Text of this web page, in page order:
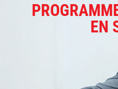
EN